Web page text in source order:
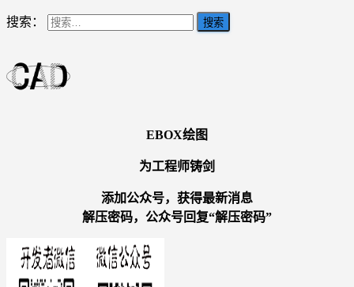
搜索：
EBOX绘图
为工程师铸剑
添加公众号，获得最新消息
解压密码，公众号回复“解压密码”